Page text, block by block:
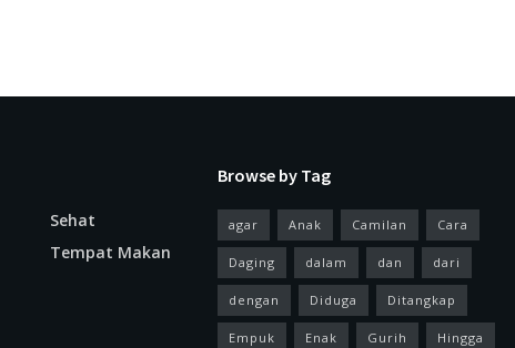
Sehat
Tempat Makan
Browse by Tag
agar Anak Camilan Cara
Daging dalam dan dari
dengan Diduga Ditangkap
Empuk Enak Gurih Hingga